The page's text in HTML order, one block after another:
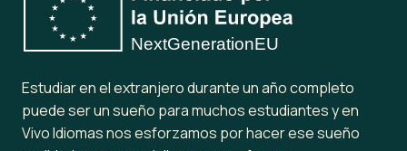
Estudiar en el extranjero durante un año completo
puede ser un sueño para muchos estudiantes y en
Vivo Idiomas nos esforzamos por hacer ese sueño